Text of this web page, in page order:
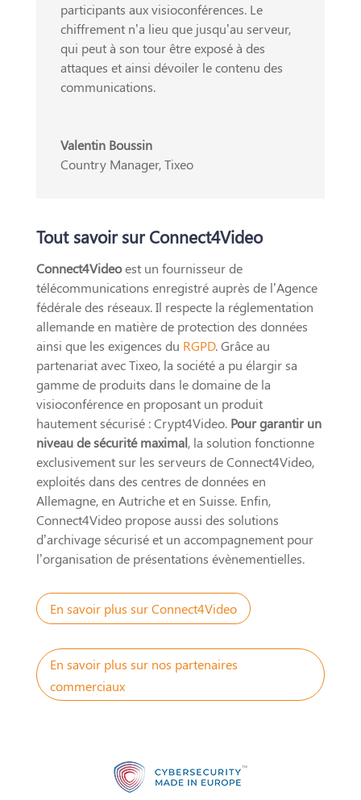
participants aux visioconférences. Le
chiffrement n’a lieu que jusqu’au serveur,
qui peut à son tour être exposé à des
attaques et ainsi dévoiler le contenu des
communications.
Valentin Boussin
Country Manager, Tixeo
Tout savoir sur Connect4Video
Connect4Videoest un fournisseur de
télécommunications enregistré auprès de l’Agence
fédérale des réseaux. Il respecte la réglementation
allemande en matière de protection des données
ainsi que les exigences du RGPD. Grâce au
partenariat avec Tixeo, la société a pu élargir sa
gamme de produits dans le domaine de la
visioconférence en proposant un produit
hautement sécurisé : Crypt4Video. Pour garantir un
niveau de sécurité maximal, la solution fonctionne
exclusivement sur les serveurs de Connect4Video,
exploités dans des centres de données en
Allemagne, en Autriche et en Suisse. Enfin,
Connect4Video propose aussi des solutions
d’archivage sécurisé et un accompagnement pour
l’organisation de présentations évènementielles.
En savoir plus sur Connect4Video
En savoir plus sur nos partenaires
commerciaux